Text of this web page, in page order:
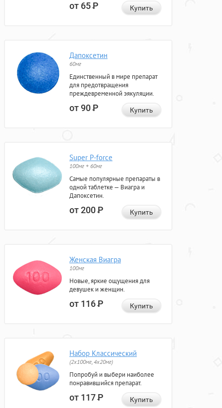
от 65Р Купить
Дапоксетин
60мг
Единственный в мире препарат
для предотвращения
преждевременной эякуляции.
от 90Р Купить
Super P-force
100мг + 60мг
Самые популярные препараты в
одной таблетке — Виагра и
Дапоксетин.
от 200Р Купить
Женская Виагра
100мг
Новые, яркие ощущения для
девушек и женщин.
от 116Р Купить
Набор Классический
(2x100мг, 4x20мг)
Попробуй и выбери наиболее
понравившийся препарат.
от 117Р Купить